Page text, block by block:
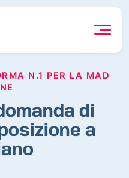
N.1 PER LA MAD
di
a